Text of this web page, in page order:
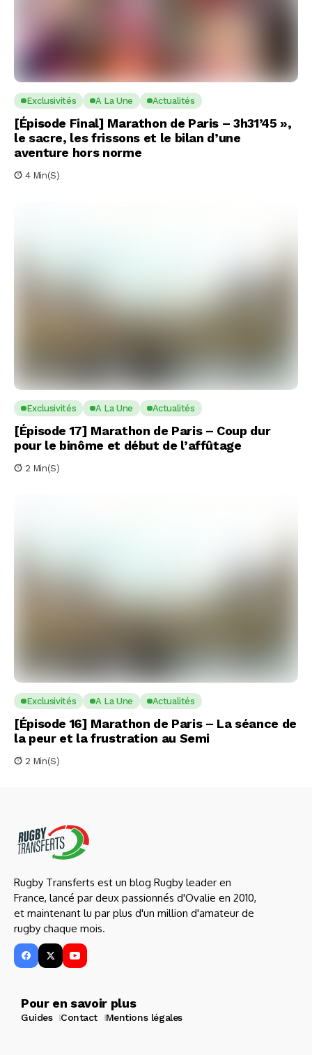
Exclusivités A La Une Actualités
[Épisode Final] Marathon de Paris – 3h31’45 »,
le sacre, les frissons et le bilan d’une
aventure hors norme
4 Min(s)
Exclusivités A La Une Actualités
[Épisode 17] Marathon de Paris – Coup dur
pour le binôme et début de l’affûtage
2 Min(s)
Exclusivités A La Une Actualités
[Épisode 16] Marathon de Paris – La séance de
la peur et la frustration au Semi
2 Min(s)
Rugby Transferts est un blog Rugby leader en
France, lancé par deux passionnés d'Ovalie en 2010,
et maintenant lu par plus d'un million d'amateur de
rugby chaque mois.
Pour en savoir plus
Guides Contact Mentions légales